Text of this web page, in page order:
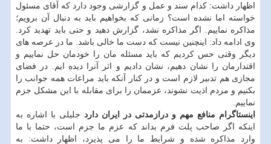
اظهار داشت: کدام سند و عمل و گزارشی وجود دارد که آقای مسئول
خواسته اما نشده است؟ زمانی که بخواهیم باید به دنبال آن برویم؛
مذاکره نماییم. اگر مذاکره نشد، گزارش دهید و حتی باید تهدید کرد.
وی ادامه داد: اینچنین نیست که دست ما خالی باشد. ما در عرصه های
دیگر وقتی حس کردیم که باید مسئله مان را خودمان حل نماییم و
اقتدارمان را نشان دهیم، نشان دادیم و اثر آنرا دیده ایم. در فضای
مجازی هم تدبیر لازم است و در کنار آنکه باید مراعات همه جوانب را
بکنیم و مردم اذیت نشوند، عزممان را برای مقابله با این مشکل جزم
نماییم.
اینستاگرام منافع مهم و درازمدتی در ایران دارد جلیلی با اشاره به
اینکه اگر صاحب پلت فرم بداند که عزم ما جزم است، حتما با ما
وارد مذاکره شده و شرایط ما را می پذیرد، اظهار داشت: به